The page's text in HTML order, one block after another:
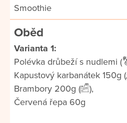
Smoothie
Oběd
Varianta 1:
Polévka drůbeží s nudlemi (
Kapustový karbanátek 150g (
Brambory 200g (
),
Červená řepa 60g